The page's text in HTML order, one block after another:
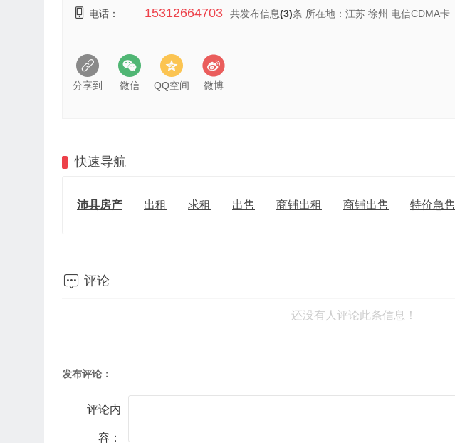
电话： 15312664703 共发布信息(3)条 所在地：江苏 徐州 电信CDMA卡
分享到 微信 QQ空间 微博
快速导航
沛县房产 出租 求租 出售 商铺出租 商铺出售 特价急售
 评论
还没有人评论此条信息！
发布评论：
评论内
容：